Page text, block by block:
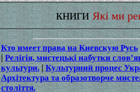
книгиЯкі ми
Кто имеет права на Киевскую Русь
|Релігія, мистецькі набутки
культури.|Культурний процес
Архітектура та образотворче
століття.